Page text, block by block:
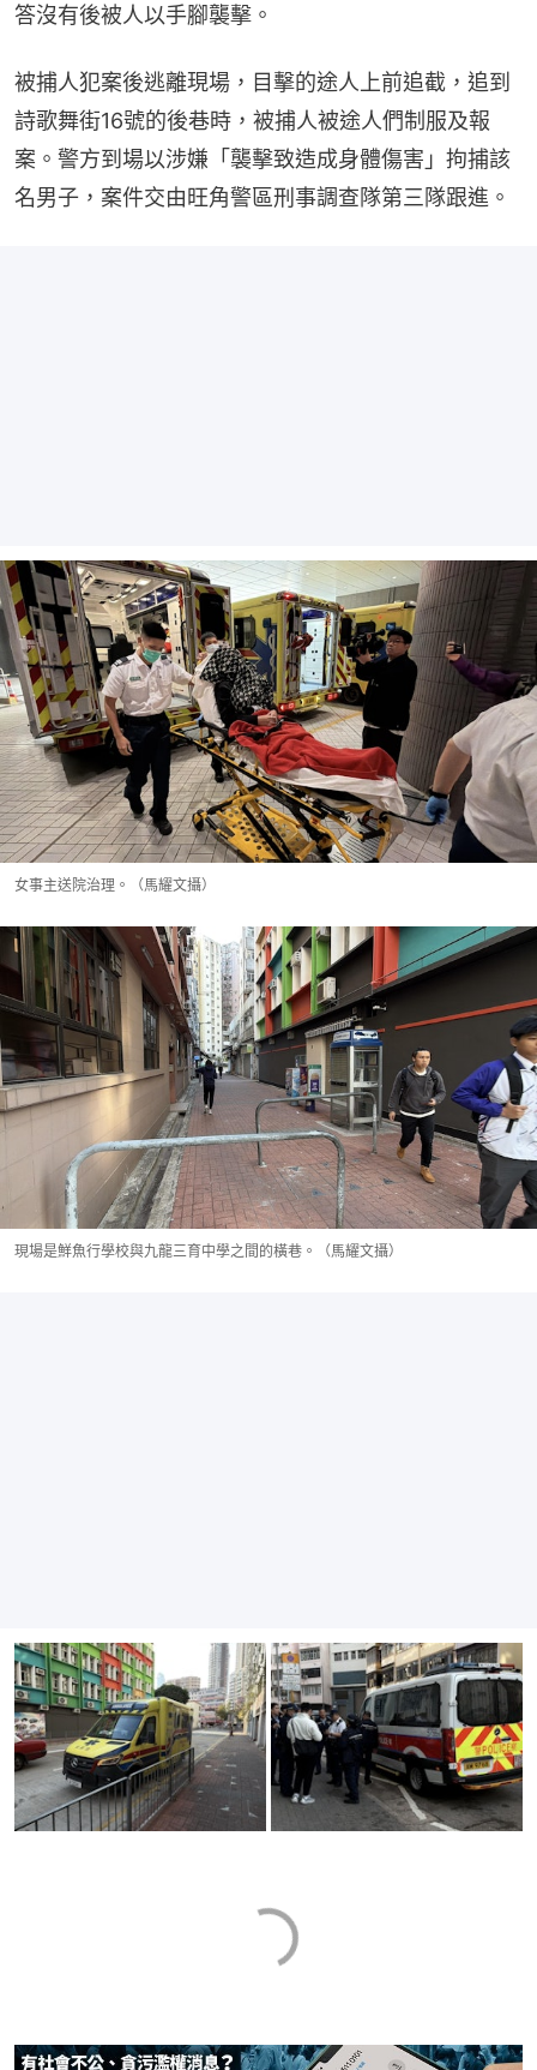
答沒有後被人以手腳襲擊。
被捕人犯案後逃離現場，目擊的途人上前追截，追到
詩歌舞街16號的後巷時，被捕人被途人們制服及報
案。警方到場以涉嫌「襲擊致造成身體傷害」拘捕該
名男子，案件交由旺角警區刑事調查隊第三隊跟進。
女事主送院治理。（馬耀文攝）
現場是鮮魚行學校與九龍三育中學之間的橫巷。（馬耀文攝）